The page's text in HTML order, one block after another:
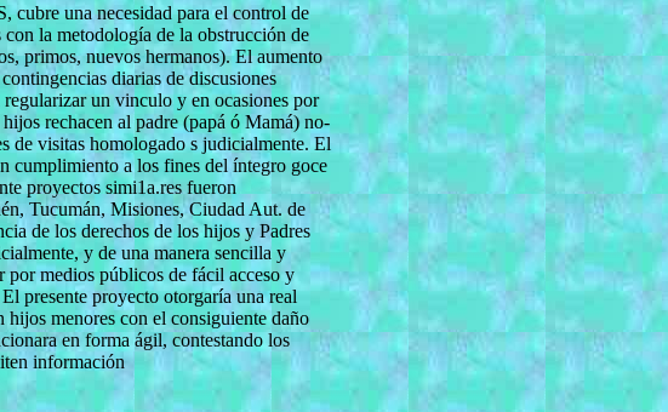
una necesidad para el control de
la metodología de la obstrucción de
primos, nuevos hermanos). El aumento
diarias de discusiones
un vinculo y en ocasiones por
rechacen al padre (papá ó Mamá) no-
de visitas homologado s judicialmente. El
cumplimiento a los fines del íntegro goce
proyectos simi1a.res fueron
Tucumán, Misiones, Ciudad Aut. de
de los derechos de los hijos y Padres
y de una manera sencilla y
por medios públicos de fácil acceso y
El presente proyecto otorgaría una real
hijos menores con el consiguiente daño
en forma ágil, contestando los
información